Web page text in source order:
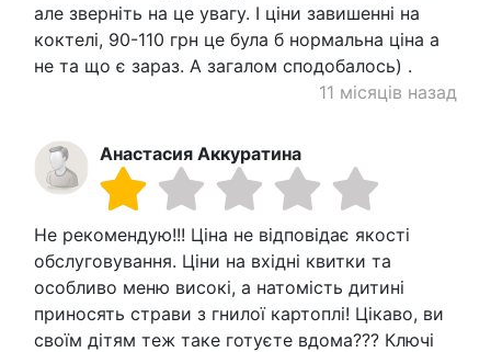
але зверніть на це увагу. І ціни завишенні на
коктелі, 90-110 грн це була б нормальна ціна а
не та що є зараз. А загалом сподобалось) .
11 місяців назад
Анастасия Аккуратина
Не рекомендую!!! Ціна не відповідає якості
обслуговування. Ціни на вхідні квитки та
особливо меню високі, а натомість дитині
приносять страви з гнилої картоплі! Цікаво, ви
своїм дітям теж таке готуєте вдома??? Ключі